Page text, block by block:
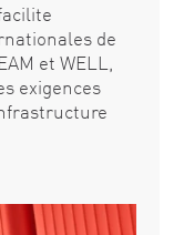
de
et WELL,
exigences